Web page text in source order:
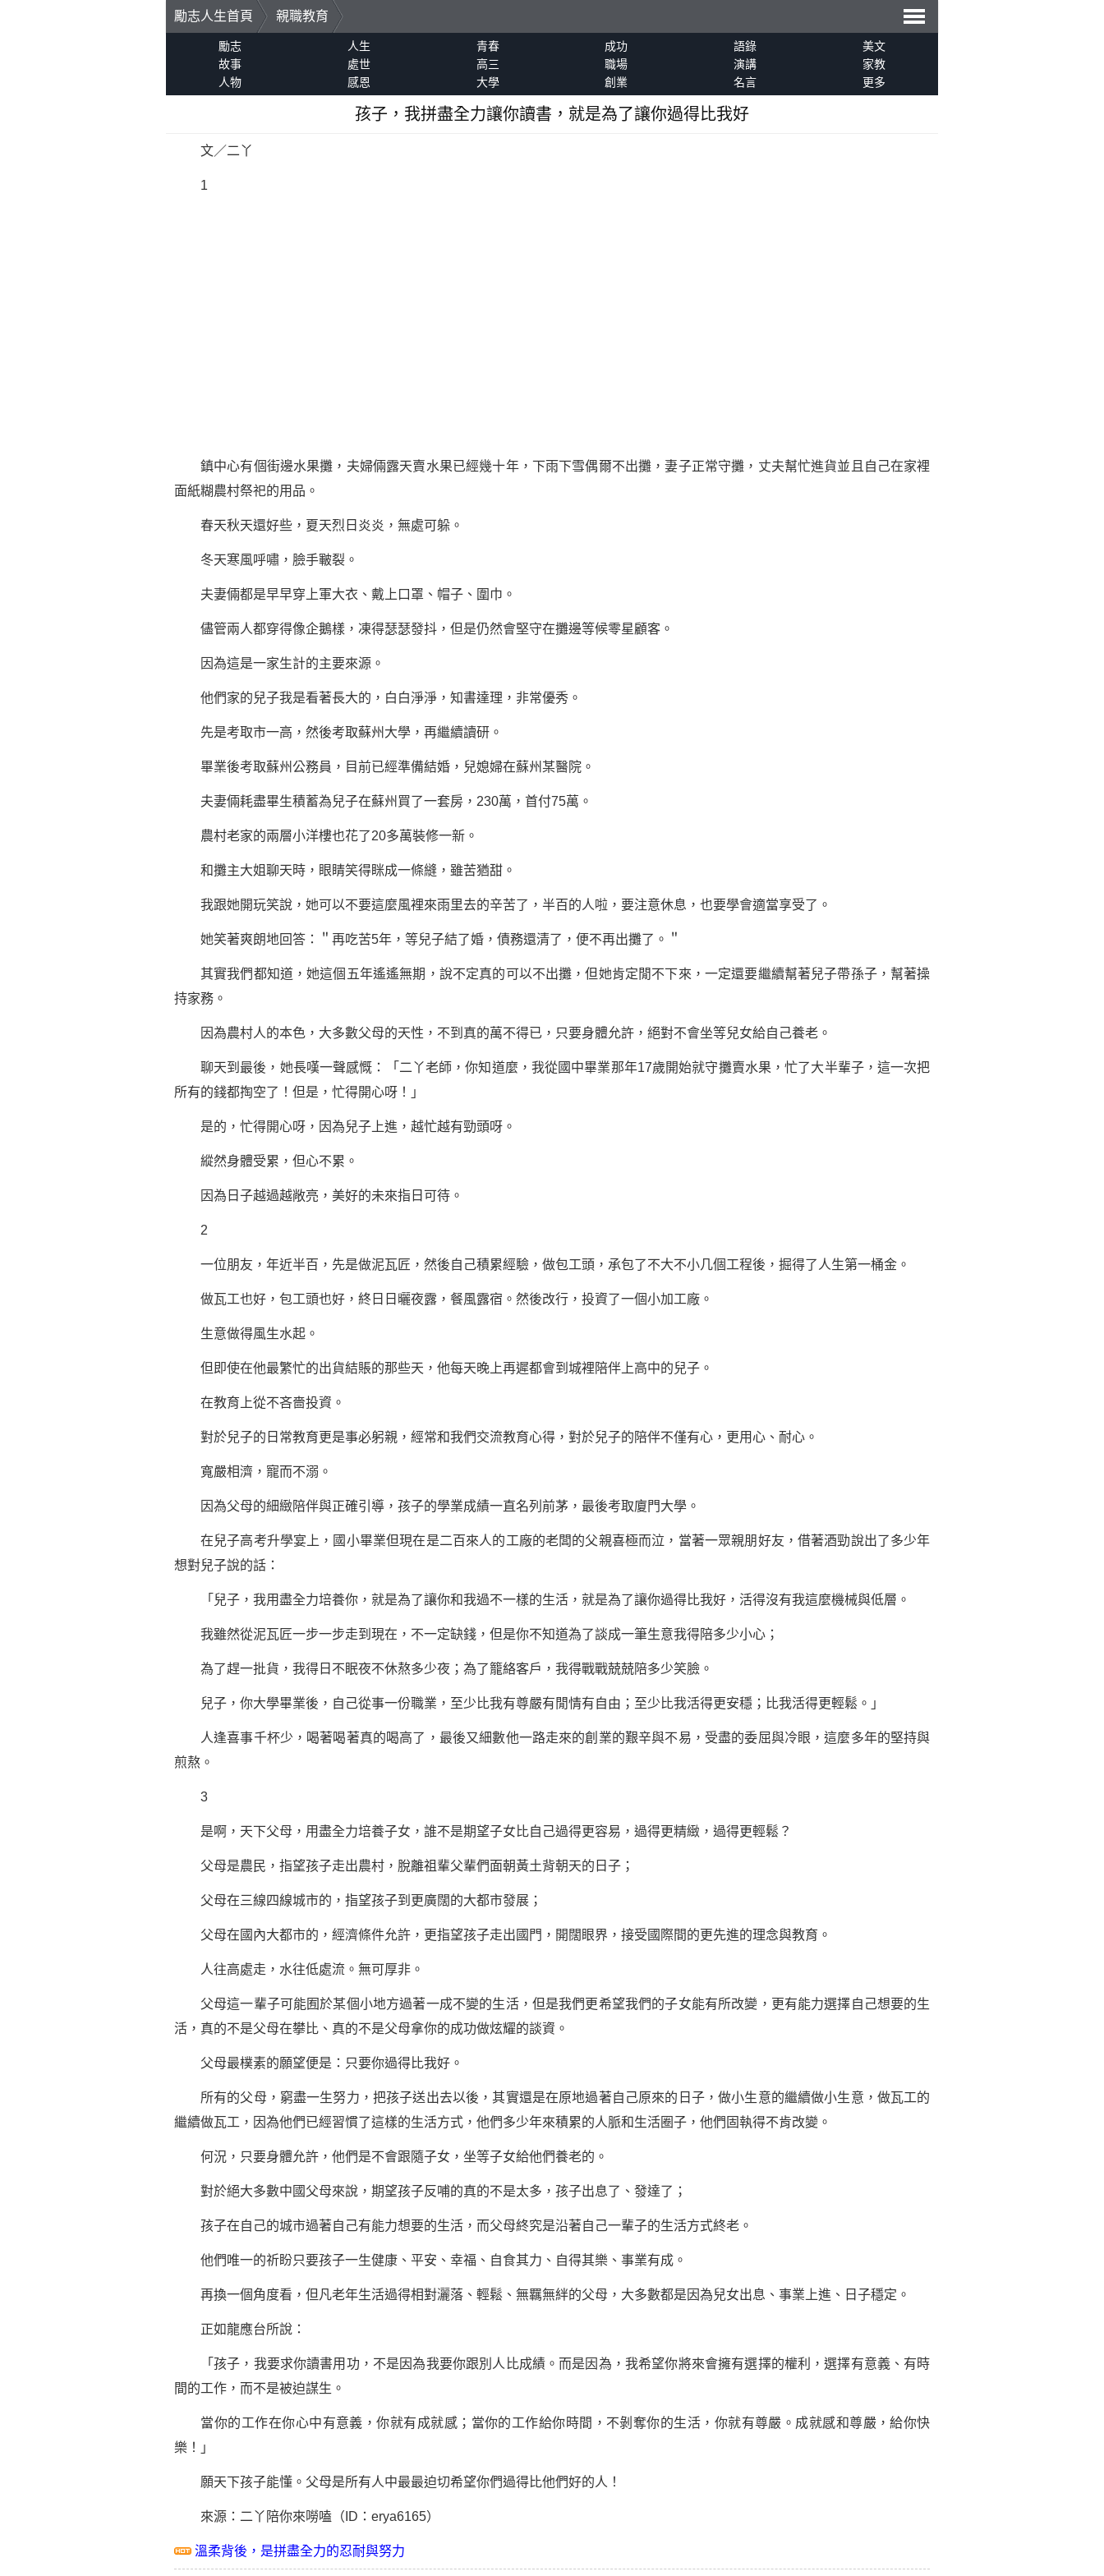
勵志人生首頁
親職教育
導
勵志 人生 青春 成功 語錄
美文
故事
處世 高三 職場 演講
家教
人物
感恩 大學 創業 名言 更多
孩子，我拼盡全力讓你讀書，就是為了讓你過得比我好
文／二丫
1
鎮中心有個街邊水果攤，夫婦倆露天賣水果已經幾十年，下雨下雪偶爾不出攤，妻子正常守攤，丈夫幫忙進貨並且自己在家裡
面紙糊農村祭祀的用品。
春天秋天還好些，夏天烈日炎炎，無處可躲。
冬天寒風呼嘯，臉手皸裂。
夫妻倆都是早早穿上軍大衣、戴上口罩、帽子、圍巾。
儘管兩人都穿得像企鵝樣，凍得瑟瑟發抖，但是仍然會堅守在攤邊等候零星顧客。
因為這是一家生計的主要來源。
他們家的兒子我是看著長大的，白白淨淨，知書達理，非常優秀。
先是考取市一高，然後考取蘇州大學，再繼續讀研。
畢業後考取蘇州公務員，目前已經準備結婚，兒媳婦在蘇州某醫院。
夫妻倆耗盡畢生積蓄為兒子在蘇州買了一套房，230萬，首付75萬。
農村老家的兩層小洋樓也花了20多萬裝修一新。
和攤主大姐聊天時，眼睛笑得眯成一條縫，雖苦猶甜。
我跟她開玩笑說，她可以不要這麼風裡來雨里去的辛苦了，半百的人啦，要注意休息，也要學會適當享受了。
她笑著爽朗地回答：＂再吃苦5年，等兒子結了婚，債務還清了，便不再出攤了。＂
其實我們都知道，她這個五年遙遙無期，說不定真的可以不出攤，但她肯定閒不下來，一定還要繼續幫著兒子帶孫子，幫著操
持家務。
因為農村人的本色，大多數父母的天性，不到真的萬不得已，只要身體允許，絕對不會坐等兒女給自己養老。
聊天到最後，她長嘆一聲感慨：「二丫老師，你知道麼，我從國中畢業那年17歲開始就守攤賣水果，忙了大半輩子，這一次把
所有的錢都掏空了！但是，忙得開心呀！」
是的，忙得開心呀，因為兒子上進，越忙越有勁頭呀。
縱然身體受累，但心不累。
因為日子越過越敞亮，美好的未來指日可待。
2
一位朋友，年近半百，先是做泥瓦匠，然後自己積累經驗，做包工頭，承包了不大不小几個工程後，掘得了人生第一桶金。
做瓦工也好，包工頭也好，終日日曬夜露，餐風露宿。然後改行，投資了一個小加工廠。
生意做得風生水起。
但即使在他最繁忙的出貨結賬的那些天，他每天晚上再遲都會到城裡陪伴上高中的兒子。
在教育上從不吝嗇投資。
對於兒子的日常教育更是事必躬親，經常和我們交流教育心得，對於兒子的陪伴不僅有心，更用心、耐心。
寬嚴相濟，寵而不溺。
因為父母的細緻陪伴與正確引導，孩子的學業成績一直名列前茅，最後考取廈門大學。
在兒子高考升學宴上，國小畢業但現在是二百來人的工廠的老闆的父親喜極而泣，當著一眾親朋好友，借著酒勁說出了多少年
想對兒子說的話：
「兒子，我用盡全力培養你，就是為了讓你和我過不一樣的生活，就是為了讓你過得比我好，活得沒有我這麼機械與低層。
我雖然從泥瓦匠一步一步走到現在，不一定缺錢，但是你不知道為了談成一筆生意我得陪多少小心；
為了趕一批貨，我得日不眠夜不休熬多少夜；為了籠絡客戶，我得戰戰兢兢陪多少笑臉。
兒子，你大學畢業後，自己從事一份職業，至少比我有尊嚴有閒情有自由；至少比我活得更安穩；比我活得更輕鬆。」
人逢喜事千杯少，喝著喝著真的喝高了，最後又細數他一路走來的創業的艱辛與不易，受盡的委屈與冷眼，這麼多年的堅持與
煎熬。
3
是啊，天下父母，用盡全力培養子女，誰不是期望子女比自己過得更容易，過得更精緻，過得更輕鬆？
父母是農民，指望孩子走出農村，脫離祖輩父輩們面朝黃土背朝天的日子；
父母在三線四線城市的，指望孩子到更廣闊的大都市發展；
父母在國內大都市的，經濟條件允許，更指望孩子走出國門，開闊眼界，接受國際間的更先進的理念與教育。
人往高處走，水往低處流。無可厚非。
父母這一輩子可能囿於某個小地方過著一成不變的生活，但是我們更希望我們的子女能有所改變，更有能力選擇自己想要的生
活，真的不是父母在攀比、真的不是父母拿你的成功做炫耀的談資。
父母最樸素的願望便是：只要你過得比我好。
所有的父母，窮盡一生努力，把孩子送出去以後，其實還是在原地過著自己原來的日子，做小生意的繼續做小生意，做瓦工的
繼續做瓦工，因為他們已經習慣了這樣的生活方式，他們多少年來積累的人脈和生活圈子，他們固執得不肯改變。
何況，只要身體允許，他們是不會跟隨子女，坐等子女給他們養老的。
對於絕大多數中國父母來說，期望孩子反哺的真的不是太多，孩子出息了、發達了；
孩子在自己的城市過著自己有能力想要的生活，而父母終究是沿著自己一輩子的生活方式終老。
他們唯一的祈盼只要孩子一生健康、平安、幸福、自食其力、自得其樂、事業有成。
再換一個角度看，但凡老年生活過得相對灑落、輕鬆、無羈無絆的父母，大多數都是因為兒女出息、事業上進、日子穩定。
正如龍應台所說：
「孩子，我要求你讀書用功，不是因為我要你跟別人比成績。而是因為，我希望你將來會擁有選擇的權利，選擇有意義、有時
間的工作，而不是被迫謀生。
當你的工作在你心中有意義，你就有成就感；當你的工作給你時間，不剝奪你的生活，你就有尊嚴。成就感和尊嚴，給你快
樂！」
願天下孩子能懂。父母是所有人中最最迫切希望你們過得比他們好的人！
來源：二丫陪你來嘮嗑（ID：erya6165）
溫柔背後，是拼盡全力的忍耐與努力